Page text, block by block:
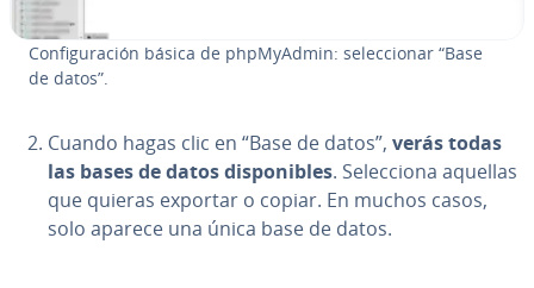
Co­n­fi­gu­ra­ción básica de ph­p­M­yA­d­min: se­le­c­cio­nar “Base
de datos”.
Cuando hagas clic en “Base de datos”, verás todas
las bases de datos di­s­po­ni­bles. Se­le­c­cio­na aquellas
que quieras exportar o copiar. En muchos casos,
solo aparece una única base de datos.